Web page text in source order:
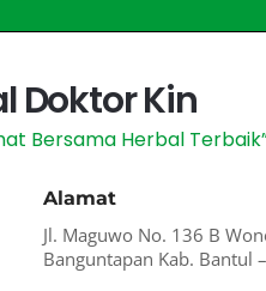
Doktor Kin
Bersama Herbal
Alamat
Jl. Maguwo No. 136 B
Banguntapan Kab. Bantul